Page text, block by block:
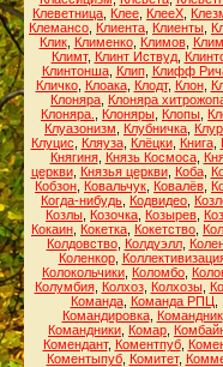
Клеветница Клее КлееХ
Клемансо Клиента Клиенты
Клик, Клименко, Климов,
Климт, Клинт Иствуд,
Клинтонша, Клип, Клифф
Кличко, Клоака, Клодт, Клон,
Клоняра Клоняра
Клоняра.
Клоняры Клопы
Клуазонизм
Клубничка
Клуцис
Кляуза, Клёцки, Книга,
Княгиня, Князь Космоса,
церкви, Князья церкви, Коба,
Кобзон Ковальчук Ковалёв
Когда-нибудь Кодвидео
Козлы Козочка Козырев
Кокаин Кокетка Кокетство
Колдовство, Колдуэлл,
Коленкор,
Колокольчики Коломбо
Колумбия, Колхоз, Колхозы,
Команда, Команда РПЦ
Командировка, Командник,
Командники Комар
Комендант, Коментпуб,
Коментыпуб, Комитет,